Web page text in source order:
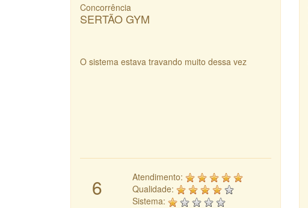
Concorrência
SERTÃO GYM
O sistema estava travando muito dessa vez
6
Atendimento:
Qualidade:
Sistema: